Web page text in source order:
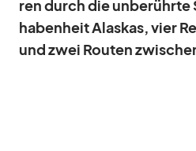
ren durch die
ha­ben­heit Alas­kas, vier
und zwei Rou­ten